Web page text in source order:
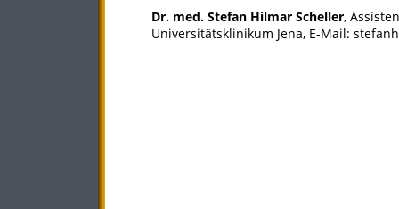
Dr. med. Stefan Hilmar Scheller,
Universitätsklinikum Jena, E-Mail: